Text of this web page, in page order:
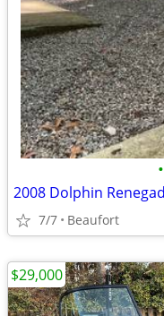
•
7/7 Beaufort
$29,000